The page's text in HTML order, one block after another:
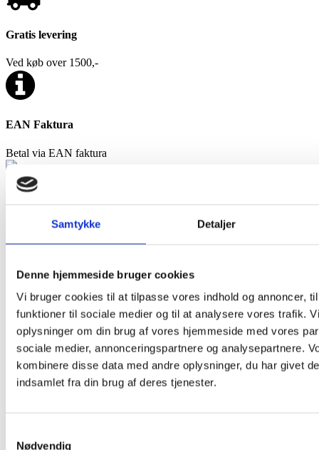
Samtykke Detaljer
Denne hjemmeside bruger cookies
Vi bruger cookies til at tilpasse vores indhold og annoncer,
funktioner til sociale medier og til at analysere vores trafik.
oplysninger om din brug af vores hjemmeside med vores
sociale medier, annonceringspartnere og analysepartnere.
kombinere disse data med andre oplysninger, du har givet
indsamlet fra din brug af deres tjenester.
Nødvendig
Gratis levering
Ved køb over 1500,-
EAN Faktura
Betal via EAN faktura
MobilePay
Betal med MobilePay
kunstlæder, Natur – Hvid
16%